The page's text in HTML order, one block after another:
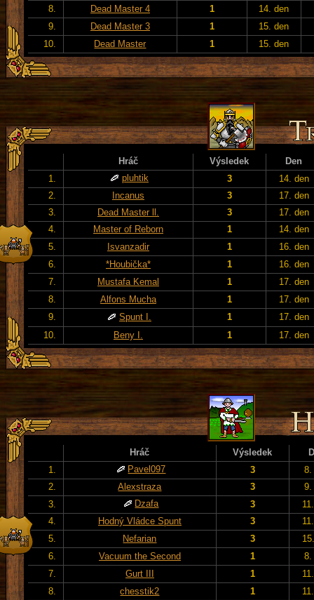
8.
Dead Master 4 1
14. den
9.
Dead Master 3 1
15. den
10.
Dead Master 1 15. den
Hráč Výsledek
Den
1.
pluhtik 3
14. den
2.
Incanus 3
17. den
3.
Dead Master ll. 3
17. den
4.
Master of Reborn 1
14. den
5.
Isvanzadir 1
16. den
6.
*Houbička* 1
16. den
7.
Mustafa Kemal 1
17. den
8.
Alfons Mucha 1
17. den
9.
Spunt I. 1
17. den
10.
Beny I. 1 17. den
Hráč Výsledek
1.
Pavel097 3
8.
2.
Alexstraza 3
9.
3.
Dzafa 3
4.
Hodný Vládce Spunt 3
5.
Nefarian 3
6.
Vacuum the Second 1
8.
7.
Gurt III 1
8.
chesstik2 1